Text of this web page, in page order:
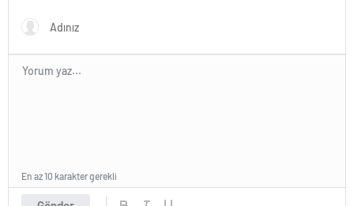
En az 10 karakter gerekli